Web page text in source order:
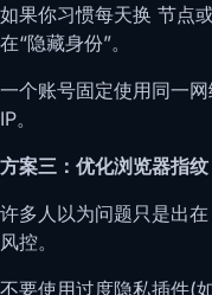
如果你习惯每天换 节点
在“隐藏身份”。
一个账号固定使用同一
IP。
方案三：优化浏览器指纹
许多人以为问题只是出
风控。
不要使用过度隐私插件(